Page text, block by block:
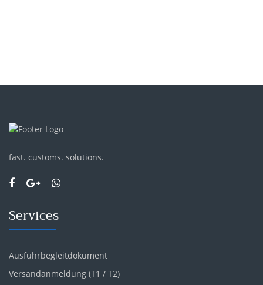
fast. customs. solutions.
Services
Ausfuhrbegleitdokument
Versandanmeldung (T1 / T2)